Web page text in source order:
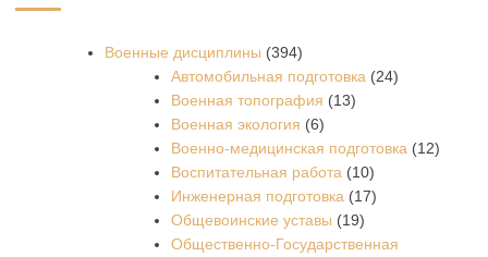
Военные дисциплины (394)
Автомобильная подготовка (24)
Военная топография (13)
Военная экология (6)
Военно-медицинская подготовка (12)
Воспитательная работа (10)
Инженерная подготовка (17)
Общевоинские уставы (19)
Общественно-Государственная